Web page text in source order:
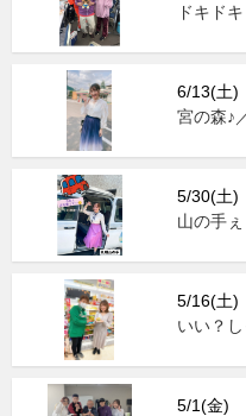
ドキド
6/13(土)
宮の森♪
5/30(土)
山の手
5/16(土)
いい？
5/1(金)